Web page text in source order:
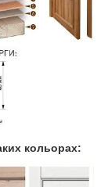
кольорах: